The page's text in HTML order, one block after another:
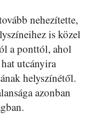
nehezítette,
is közel
a ponttól, ahol
utcányira
helyszínétől.
azonban